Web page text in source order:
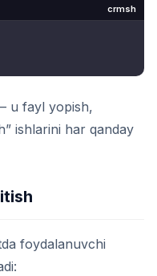
crmsh
u fayl yopish,
ishlarini har qanday
foydalanuvchi